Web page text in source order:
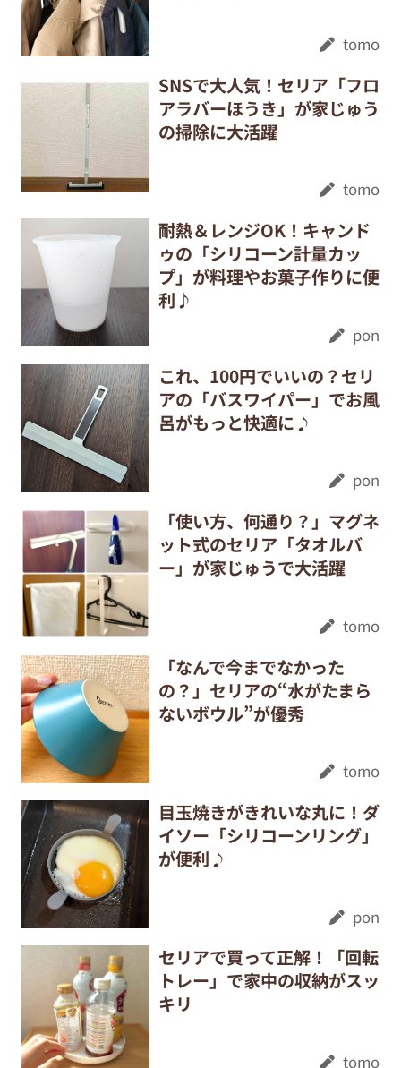
tomo
SNSで大人気！セリア「フロ
アラバーほうき」が家じゅう
の掃除に大活躍
tomo
耐熱＆レンジOK！キャンド
ゥの「シリコーン計量カッ
プ」が料理やお菓子作りに便
利♪
pon
これ、100円でいいの？セリ
アの「バスワイパー」でお風
呂がもっと快適に♪
pon
「使い方、何通り？」マグネ
ット式のセリア「タオルバ
ー」が家じゅうで大活躍
tomo
「なんで今までなかった
の？」セリアの“水がたまら
ないボウル”が優秀
tomo
目玉焼きがきれいな丸に！ダ
イソー「シリコーンリング」
が便利♪
pon
セリアで買って正解！「回転
トレー」で家中の収納がスッ
キリ
tomo